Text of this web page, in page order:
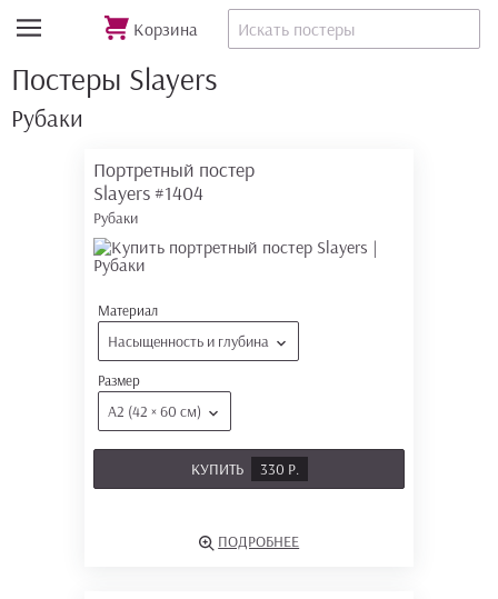
Корзина
Постеры Slayers
Рубаки
Портретный постер
Slayers #1404
Рубаки
Материал
Насыщенность и глубина
Размер
А2 (42 × 60 см)
КУПИТЬ 330 Р.
ПОДРОБНЕЕ